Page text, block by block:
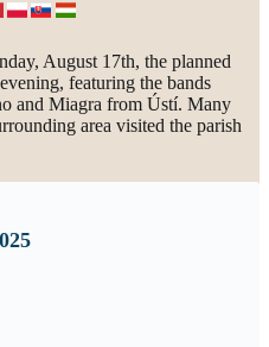
August 17th, the planned
featuring the bands
and Miagra from Ústí. Many
area visited the parish